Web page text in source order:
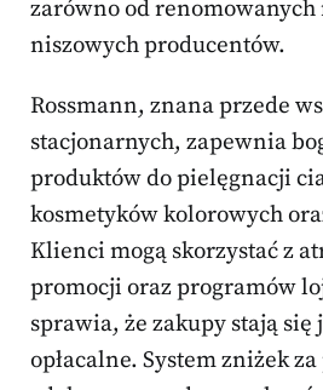
zarówno od renomowanych
niszowych producentów.
Rossmann, znana przede
stacjonarnych, zapewnia
produktów do pielęgnacji
kosmetyków kolorowych
Klienci mogą skorzystać z
promocji oraz programów
sprawia, że zakupy stają się
opłacalne. System zniżek